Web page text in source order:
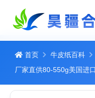
首页
牛皮纸百科
厂家直供80-550g美国进